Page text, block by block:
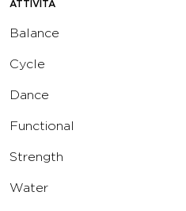
ATTIVITÀ
Balance
Cycle
Dance
Functional
Strength
Water